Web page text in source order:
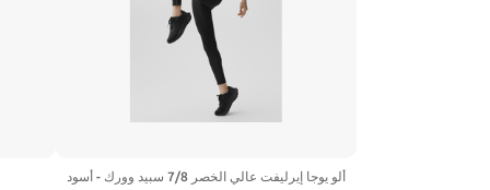
ألو يوجا إيرليفت عالي الخصر 7/8 سبيد وورك - أسود